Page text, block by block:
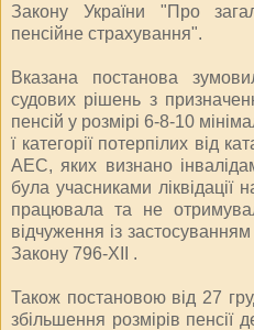
Закону України "Про
пенсійне страхування".
Вказана постанова
судових рішень з
пенсій у розмірі 6-8-10
ї категорії потерпілих від
АЕС, яких визнано
була учасниками ліквідації
працювала та не
відчуження із
Закону 796-ХІІ .
Також постановою від 27
збільшення розмірів пенсії